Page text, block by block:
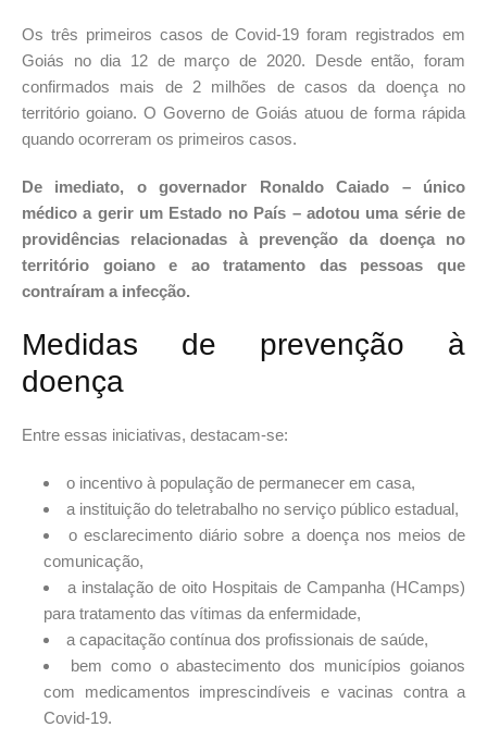
Os três primeiros casos de Covid-19 foram registrados em
Goiás no dia 12 de março de 2020. Desde então, foram
confirmados mais de 2 milhões de casos da doença no
território goiano. O Governo de Goiás atuou de forma rápida
quando ocorreram os primeiros casos.
De imediato, o governador Ronaldo Caiado – único
médico a gerir um Estado no País – adotou uma série de
providências relacionadas à prevenção da doença no
território goiano e ao tratamento das pessoas que
contraíram a infecção.
Medidas de prevenção à
doença
Entre essas iniciativas, destacam-se:
o incentivo à população de permanecer em casa,
a instituição do teletrabalho no serviço público estadual,
o esclarecimento diário sobre a doença nos meios de
comunicação,
a instalação de oito Hospitais de Campanha (HCamps)
para tratamento das vítimas da enfermidade,
a capacitação contínua dos profissionais de saúde,
bem como o abastecimento dos municípios goianos
com medicamentos imprescindíveis e vacinas contra a
Covid-19.